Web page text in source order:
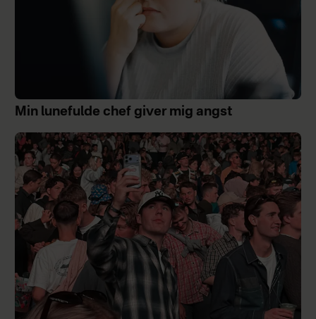
Min lunefulde chef giver mig angst